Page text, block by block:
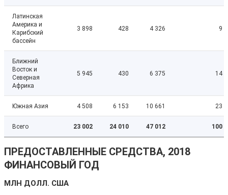
Латинская
Америка и
Карибский
бассейн
3 898 428 4 326 9
Ближний
Восток и
Северная
Африка
5 945 430 6 375 14
Южная Азия 4 508 6 153 10 661 23
Всего 23 002 24 010 47 012 100
ПРЕДОСТАВЛЕННЫЕ СРЕДСТВА, 2018
ФИНАНСОВЫЙ ГОД
МЛН ДОЛЛ. США